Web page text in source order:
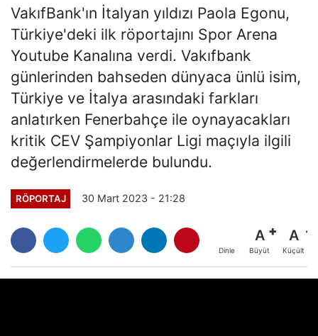
VakıfBank'ın İtalyan yıldızı Paola Egonu,
Türkiye'deki ilk röportajını Spor Arena
Youtube Kanalına verdi. Vakıfbank
günlerinden bahseden dünyaca ünlü isim,
Türkiye ve İtalya arasındaki farkları
anlatırken Fenerbahçe ile oynayacakları
kritik CEV Şampiyonlar Ligi maçıyla ilgili
değerlendirmelerde bulundu.
RÖPORTAJ 30 Mart 2023 - 21:28
Dinle
A
Büyüt
A
Küçült